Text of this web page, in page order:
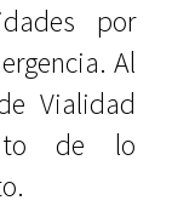
por
Al
Vialidad
de lo